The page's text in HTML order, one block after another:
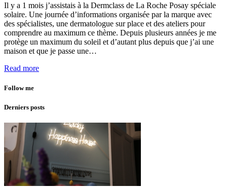
Il y a 1 mois j’assistais à la Dermclass de La Roche Posay spéciale
solaire. Une journée d’informations organisée par la marque avec
des spécialistes, une dermatologue sur place et des ateliers pour
comprendre au maximum ce thème. Depuis plusieurs années je me
protège un maximum du soleil et d’autant plus depuis que j’ai une
maison et que je passe une…
Read more
Follow me
Derniers posts